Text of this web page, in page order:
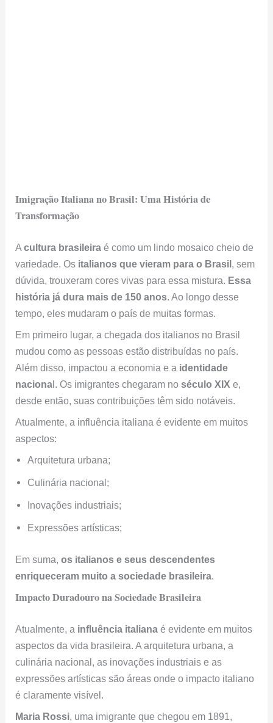
Imigração Italiana no Brasil: Uma História de
Transformação
Acultura brasileira é como um lindo mosaico cheio de
variedade. Os italianos que vieram para o Brasil, sem
dúvida, trouxeram cores vivas para essa mistura. Essa
história já dura mais de 150 anos. Ao longo desse
tempo, eles mudaram o país de muitas formas.
Em primeiro lugar, a chegada dos italianos no Brasil
mudou como as pessoas estão distribuídas no país.
Além disso, impactou a economia e a identidade
nacional. Os imigrantes chegaram noséculo XIX e,
desde então, suas contribuições têm sido notáveis.
Atualmente, a influência italiana é evidente em muitos
aspectos:
Arquitetura urbana;
Culinária nacional;
Inovações industriais;
Expressões artísticas;
Em suma,os italianos e seus descendentes
enriqueceram muito a sociedade brasileira.
Impacto Duradouro na Sociedade Brasileira
Atualmente, a influência italiana é evidente em muitos
aspectos da vida brasileira. A arquitetura urbana, a
culinária nacional, as inovações industriais e as
expressões artísticas são áreas onde o impacto italiano
é claramente visível.
Maria Rossi, uma imigrante que chegou em 1891,